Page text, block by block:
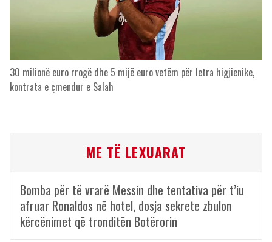
30 milionë euro rrogë dhe 5 mijë euro vetëm për letra higjienike,
kontrata e çmendur e Salah
ME TË LEXUARAT
Bomba për të vrarë Messin dhe tentativa për t’iu
afruar Ronaldos në hotel, dosja sekrete zbulon
kërcënimet që tronditën Botërorin